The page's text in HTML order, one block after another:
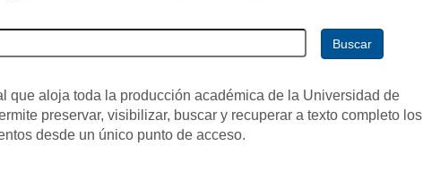
Buscar
que aloja toda la producción académica de la Universidad de
preservar, visibilizar, buscar y recuperar a texto completo los
desde un único punto de acceso.